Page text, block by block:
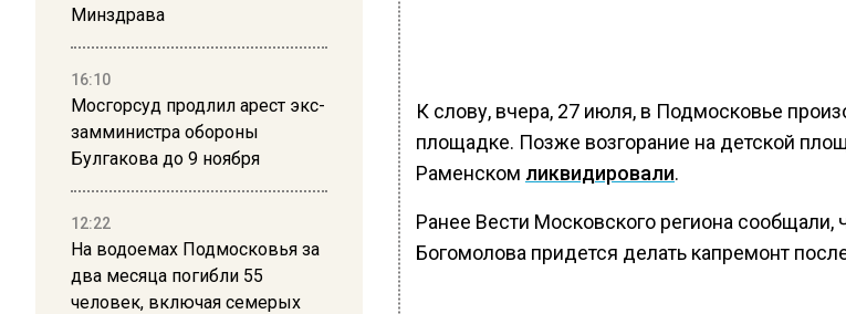
Минздрава
16:10
Мосгорсуд продлил арест экс-
замминистра обороны
Булгакова до 9 ноября
12:22
На водоемах Подмосковья за
два месяца погибли 55
человек, включая семерых
К слову, вчера, 27 июля, в Подмосковье
площадке. Позже возгорание на детской
Раменском ликвидировали.
Ранее Вести Московского региона сообщали,
Богомолова придется делать капремонт